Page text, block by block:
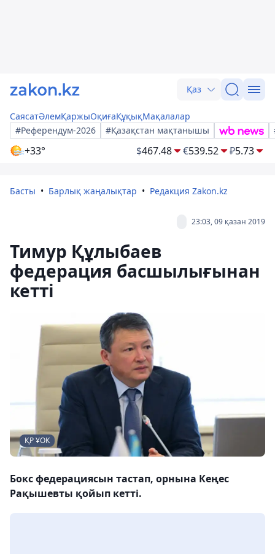
Қаз
СаясатӘлемҚаржыОқиғаҚұқықМақалалар
#Референдум-2026
#Қазақстан мақтанышы
+33° $467.48 €539.52 ₽5.73
Басты Барлық жаңалықтар Редакция Zakon.kz
23:03, 09 қазан 2019
Тимур Құлыбаев
федерация басшылығынан
кетті
ҚР ҰОК
Бокс федерациясын тастап, орнына Кеңес
Рақышевты қойып кетті.